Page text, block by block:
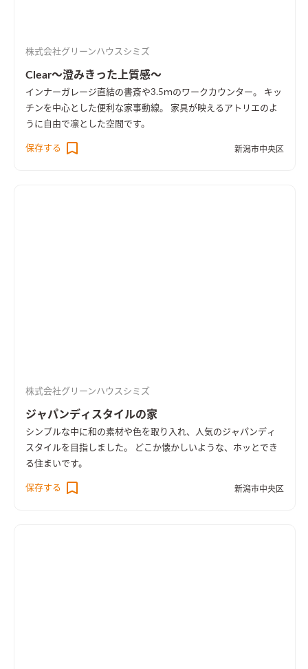
株式会社グリーンハウスシミズ
Clear～澄みきった上質感～
インナーガレージ直結の書斎や3.5ｍのワークカウンター。 キッ
チンを中心とした便利な家事動線。 家具が映えるアトリエのよ
うに自由で凛とした空間です。
保存する 新潟市中央区
株式会社グリーンハウスシミズ
ジャパンディスタイルの家
シンプルな中に和の素材や色を取り入れ、人気のジャパンディ
スタイルを目指しました。 どこか懐かしいような、ホッとでき
る住まいです。
保存する 新潟市中央区